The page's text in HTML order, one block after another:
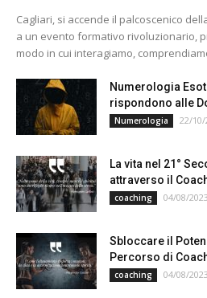
Cagliari, si accende il palcoscenico
a un evento formativo rivoluzionario,
modo in cui interagiamo,
Numerologia
rispondono alle
Numerologia 22/10/
La vita nel 21°
attraverso il
coaching 04/08/2023
Sbloccare il
Percorso di
coaching 04/08/2023